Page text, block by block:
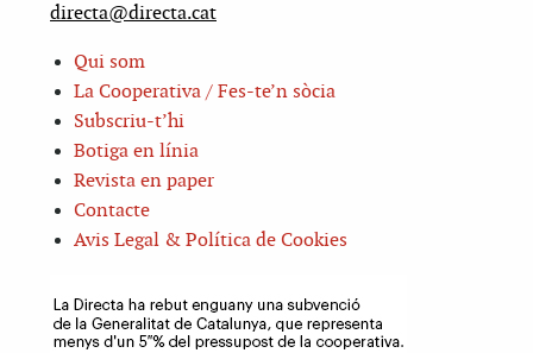
directa@directa.cat
Qui som
La Cooperativa / Fes-te’n sòcia
Subscriu-t’hi
Botiga en línia
Revista en paper
Contacte
Avis Legal & Política de Cookies